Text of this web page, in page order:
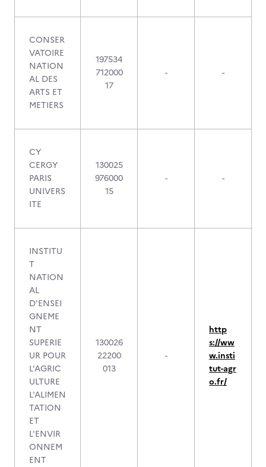
CONSER
VATOIRE
NATION
AL DES
ARTS ET
METIERS
197534
712000
17
- -
CY
CERGY
PARIS
UNIVERS
ITE
130025
976000
15
- -
INSTITU
T
NATION
AL
D'ENSEI
GNEME
NT
SUPERIE
UR POUR
L'AGRIC
ULTURE
L'ALIMEN
TATION
ET
L'ENVIR
ONNEM
ENT
130026
22200
013
-
http
s://ww
w.insti
tut-agr
o.fr/